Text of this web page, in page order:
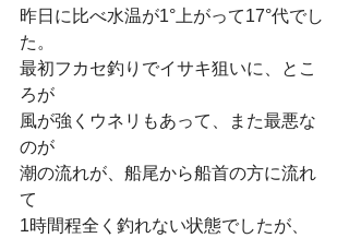
昨日に比べ水温が1°上がって17°代でし
た。
最初フカセ釣りでイサキ狙いに、とこ
ろが
風が強くウネリもあって、また最悪な
のが
潮の流れが、船尾から船首の方に流れ
て
1時間程全く釣れない状態でしたが、